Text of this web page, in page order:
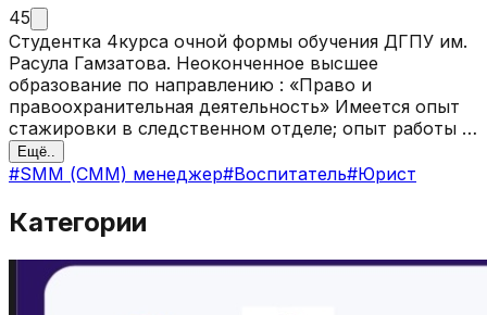
45
Студентка 4курса очной формы обучения ДГПУ им.
Расула Гамзатова. Неоконченное высшее
образование по направлению : «Право и
правоохранительная деятельность» Имеется опыт
стажировки в следственном отделе; опыт работы в
МДЦ «Артек» вожатым; опыт работы в социальной
среде. Активист в студенческой жизни , имею
Ещё..
#SMM (СММ) менеджер#Воспитатель#Юрист
Категории